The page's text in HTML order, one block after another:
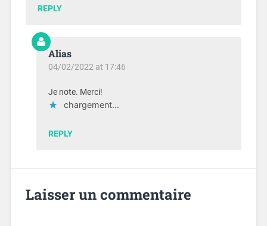
REPLY
Alias
04/02/2022 at 17:46
Je note. Merci!
chargement…
REPLY
Laisser un commentaire